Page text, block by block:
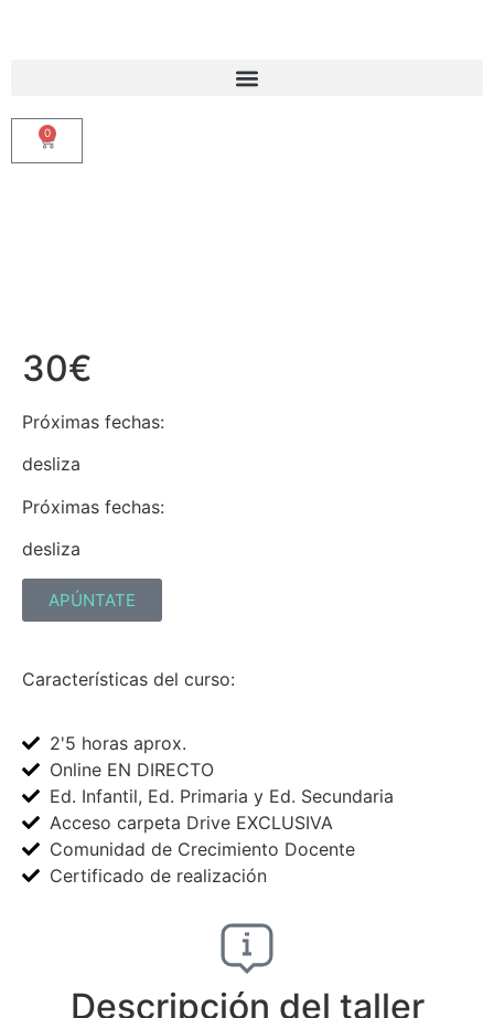
0
Descripción del taller
30€
Próximas fechas:
desliza
Próximas fechas:
desliza
APÚNTATE
Características del curso:
2'5 horas aprox.
Online EN DIRECTO
Ed. Infantil, Ed. Primaria y Ed. Secundaria
Acceso carpeta Drive EXCLUSIVA
Comunidad de Crecimiento Docente
Certificado de realización